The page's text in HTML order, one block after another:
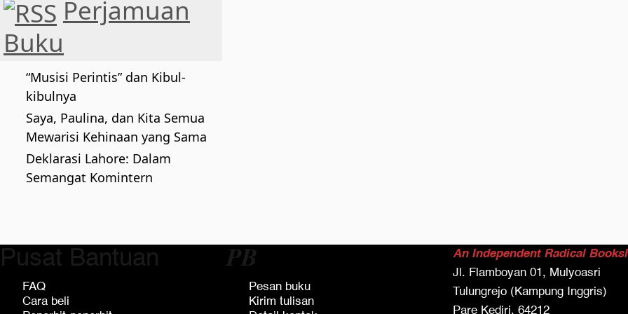
Perjamuan
Buku
“Musisi Perintis” dan Kibul-
kibulnya
Saya, Paulina, dan Kita Semua
Mewarisi Kehinaan yang Sama
Deklarasi Lahore: Dalam
Semangat Komintern
Pusat Bantuan
FAQ
Cara beli
𝑷𝑩
Pesan buku
Kirim tulisan
An Independent Radical
Jl. Flamboyan 01, Mulyoasri
Tulungrejo (Kampung Inggris)
Pare Kediri, 64212